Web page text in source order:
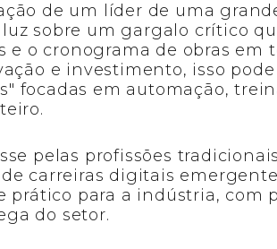
de um líder de uma
sobre um gargalo crítico
e o cronograma de obras em
e investimento, isso
focadas em automação,
pelas profissões
carreiras digitais
para a indústria, com
do setor.